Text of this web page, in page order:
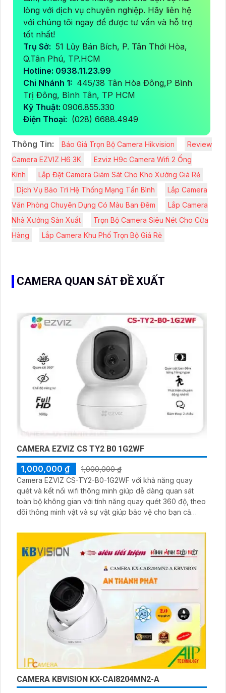
lòng với dịch vụ chuyên nghiệp. Hãy liên hệ
với chúng tôi ngay để được tư vấn và hỗ trợ
tốt nhất!
Trụ Sở: 51 Lũy Bán Bích, P. Tân Thới Hòa,
Q.Tân Phú, TP.HCM
Hotline: 0938.11.23.99
Chi Nhánh 1: 445/38 Tân Hòa Đông,P Bình
Trị Đông, Bình Tân, TP HCM
Kỹ Thuật: 0906.855.330
Điện Thoại: (028) 6688.4949
Thông Tin: Báo Giá Trọn Bộ Camera Hikvision
Review
Camera EZVIZ H6 3K
Ezviz H9c Camera Wifi 2 Ống
Kính
Lắp Đặt Camera Giám Sát Cho Kho Xưởng Giá Rẻ
Dịch Vụ Bảo Trì Hệ Thống Mạng Tần Bình
Lắp Camera
Văn Phòng Chuyên Dụng Có Màu Ban Đêm
Lắp Camera
Nhà Xưởng Sản Xuất
Trọn Bộ Camera Siêu Nét Cho Cửa
Hàng
Lắp Camera Khu Phố Trọn Bộ Giá Rẻ
CAMERA QUAN SÁT ĐỀ XUẤT
CAMERA EZVIZ CS TY2 B0 1G2WF
1,000,000 ₫
1,000,000 ₫
Camera EZVIZ CS-TY2-B0-1G2WF với khả năng quay
quét và kết nối wifi thông minh giúp dễ dàng quan sát
toàn bộ không gian với tính năng quay quét 360 độ, theo
dõi thông minh vật và sự vật giúp bảo vệ cho bạn cả
CAMERA KBVISION KX-CAI8204MN2-A